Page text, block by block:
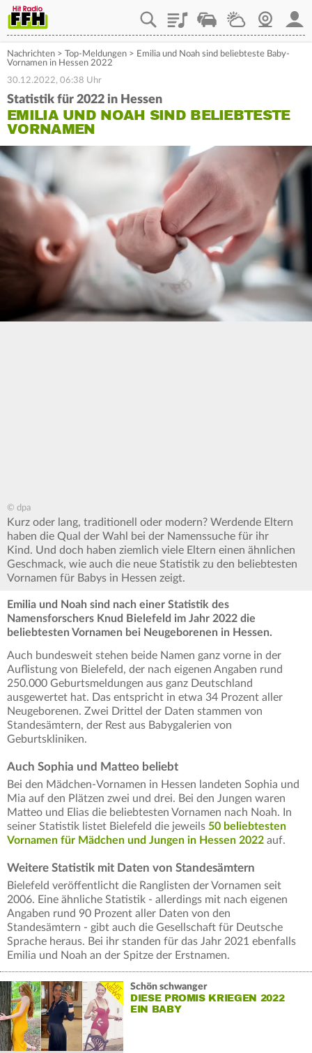
PlaylistStaupilotWetterWebcam
Nachrichten > Top-Meldungen > Emilia und Noah sind beliebteste Baby-
Vornamen in Hessen 2022
30.12.2022, 06:38 Uhr
Statistik für 2022 in Hessen
EMILIA UND NOAH SIND BELIEBTESTE
VORNAMEN
© dpa
Kurz oder lang, traditionell oder modern? Werdende Eltern
haben die Qual der Wahl bei der Namenssuche für ihr
Kind. Und doch haben ziemlich viele Eltern einen ähnlichen
Geschmack, wie auch die neue Statistik zu den beliebtesten
Vornamen für Babys in Hessen zeigt.
Emilia und Noah sind nach einer Statistik des
Namensforschers Knud Bielefeld im Jahr 2022 die
beliebtesten Vornamen bei Neugeborenen in Hessen.
Auch bundesweit stehen beide Namen ganz vorne in der
Auflistung von Bielefeld, der nach eigenen Angaben rund
250.000 Geburtsmeldungen aus ganz Deutschland
ausgewertet hat. Das entspricht in etwa 34 Prozent aller
Neugeborenen. Zwei Drittel der Daten stammen von
Standesämtern, der Rest aus Babygalerien von
Geburtskliniken.
Auch Sophia und Matteo beliebt
Bei den Mädchen-Vornamen in Hessen landeten Sophia und
Mia auf den Plätzen zwei und drei. Bei den Jungen waren
Matteo und Elias die beliebtesten Vornamen nach Noah. In
seiner Statistik listet Bielefeld die jeweils 50 beliebtesten
Vornamen für Mädchen und Jungen in Hessen 2022 auf.
Weitere Statistik mit Daten von Standesämtern
Bielefeld veröffentlicht die Ranglisten der Vornamen seit
2006. Eine ähnliche Statistik - allerdings mit nach eigenen
Angaben rund 90 Prozent aller Daten von den
Standesämtern - gibt auch die Gesellschaft für Deutsche
Sprache heraus. Bei ihr standen für das Jahr 2021 ebenfalls
Emilia und Noah an der Spitze der Erstnamen.
Schön schwanger
DIESE PROMIS KRIEGEN 2022
EIN BABY